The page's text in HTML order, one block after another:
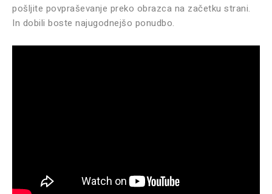
pošljite povpraševanje preko obrazca na začetku strani.
In dobili boste najugodnejšo ponudbo.